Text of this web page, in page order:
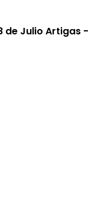
de Julio Artigas -